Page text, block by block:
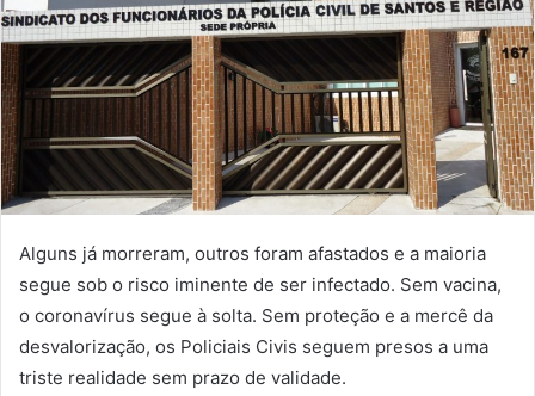
Alguns já morreram, outros foram afastados e a maioria
segue sob o risco iminente de ser infectado. Sem vacina,
o coronavírus segue à solta. Sem proteção e a mercê da
desvalorização, os Policiais Civis seguem presos a uma
triste realidade sem prazo de validade.